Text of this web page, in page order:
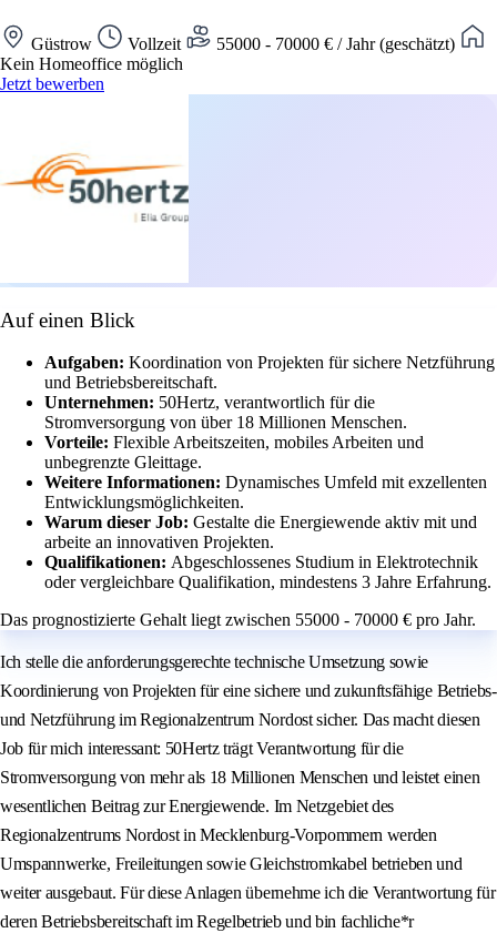
Güstrow Vollzeit
55000 - 70000 € / Jahr (geschätzt)
Kein Homeoffice möglich
Jetzt bewerben
Auf einen Blick
Aufgaben: Koordination von Projekten für sichere Netzführung
und Betriebsbereitschaft.
Unternehmen: 50Hertz, verantwortlich für die
Stromversorgung von über 18 Millionen Menschen.
Vorteile: Flexible Arbeitszeiten, mobiles Arbeiten und
unbegrenzte Gleittage.
Weitere Informationen: Dynamisches Umfeld mit exzellenten
Entwicklungsmöglichkeiten.
Warum dieser Job: Gestalte die Energiewende aktiv mit und
arbeite an innovativen Projekten.
Qualifikationen: Abgeschlossenes Studium in Elektrotechnik
oder vergleichbare Qualifikation, mindestens 3 Jahre Erfahrung.
Das prognostizierte Gehalt liegt zwischen 55000 - 70000 € pro Jahr.
Ich stelle die anforderungsgerechte technische Umsetzung sowie
Koordinierung von Projekten für eine sichere und zukunftsfähige Betriebs-
und Netzführung im Regionalzentrum Nordost sicher. Das macht diesen
Job für mich interessant: 50Hertz trägt Verantwortung für die
Stromversorgung von mehr als 18 Millionen Menschen und leistet einen
wesentlichen Beitrag zur Energiewende. Im Netzgebiet des
Regionalzentrums Nordost in Mecklenburg-Vorpommern werden
Umspannwerke, Freileitungen sowie Gleichstromkabel betrieben und
weiter ausgebaut. Für diese Anlagen übernehme ich die Verantwortung für
deren Betriebsbereitschaft im Regelbetrieb und bin fachliche*r